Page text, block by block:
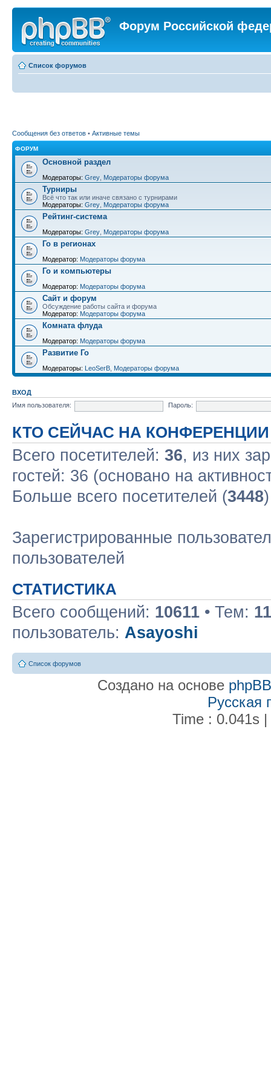
Форум Российской
Список форумов
Сообщения без ответов • Активные темы
ФОРУМ
Основной раздел
Модераторы: Grey Модераторы форума
Турниры
Всё что так или иначе связано с турнирами
Модераторы: Grey Модераторы форума
Рейтинг-система
Модераторы: Grey Модераторы форума
Го в регионах
Модератор: Модераторы форума
Го и компьютеры
Модератор: Модераторы форума
Сайт и форум
Обсуждение работы сайта и форума
Модератор: Модераторы форума
Комната флуда
Модератор: Модераторы форума
Развитие Го
Модераторы: LeoSerB Модераторы форума
ВХОД
Имя пользователя:
Пароль:
КТО СЕЙЧАС НА КОНФЕРЕНЦИИ
Всего посетителей: 36, из них
гостей: 36 (основано на
Больше всего посетителей (3448
Зарегистрированные
пользователей
СТАТИСТИКА
Всего сообщений: 10611 • Тем:
пользователь: Asayoshi
Список форумов
Создано на основе phpBB
Русская
Time : 0.041s